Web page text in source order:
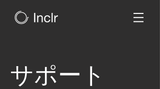
サポート